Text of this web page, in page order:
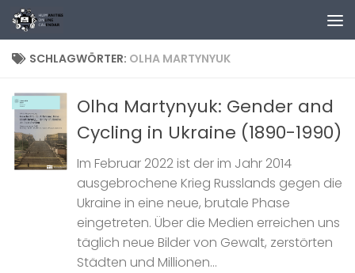
Zum Inhalt springen
SCHLAGWÖRTER: OLHA MARTYNYUK
Olha Martynyuk: Gender and
Cycling in Ukraine (1890-1990)
Im Februar 2022 ist der im Jahr 2014
ausgebrochene Krieg Russlands gegen die
Ukraine in eine neue, brutale Phase
eingetreten. Über die Medien erreichen uns
täglich neue Bilder von Gewalt, zerstörten
Städten und Millionen...